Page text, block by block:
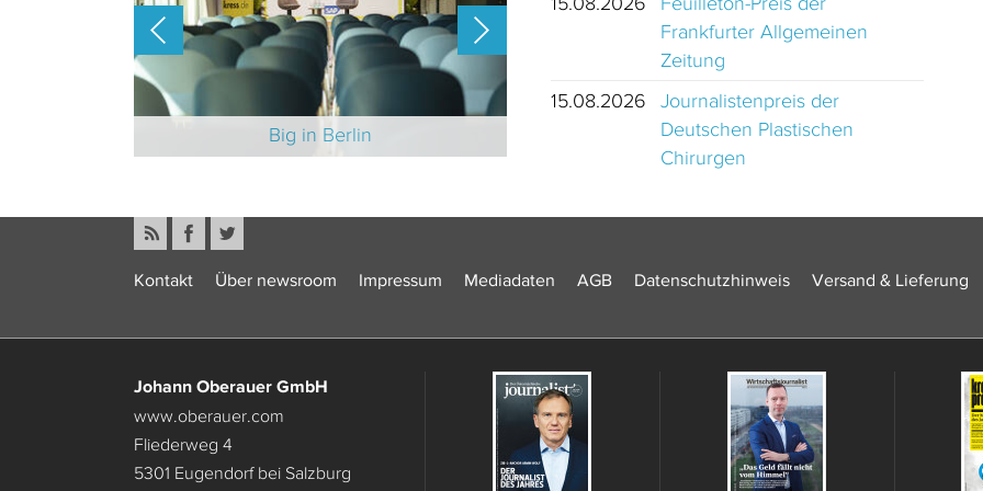
Big in Berlin
Frankfurter Allgemeinen
Zeitung
15.08.2026
Journalistenpreis der
Deutschen Plastischen
Chirurgen
Kontakt Über newsroom Impressum Mediadaten AGB Datenschutzhinweis Versand & Lieferung
Johann Oberauer GmbH
www.oberauer.com
Fliederweg 4
5301 Eugendorf bei Salzburg